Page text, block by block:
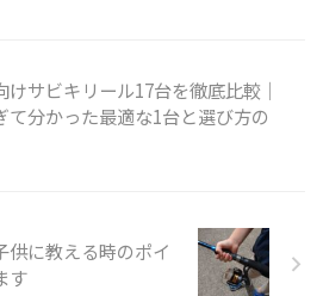
けサビキリール17台を徹底比較｜
て分かった最適な1台と選び方の
供に教える時のポイ
す